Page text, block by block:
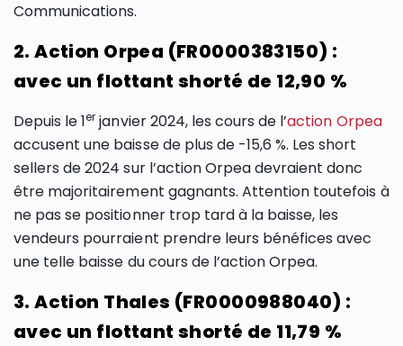
Communications.
2. Action Orpea (FR0000383150) :
avec un flottant shorté de 12,90 %
Depuis le 1er janvier 2024, les cours de l’action Orpea
accusent une baisse de plus de -15,6 %. Les short
sellers de 2024 sur l’action Orpea devraient donc
être majoritairement gagnants. Attention toutefois à
ne pas se positionner trop tard à la baisse, les
vendeurs pourraient prendre leurs bénéfices avec
une telle baisse du cours de l’action Orpea.
3. Action Thales (FR0000988040) :
avec un flottant shorté de 11,79 %